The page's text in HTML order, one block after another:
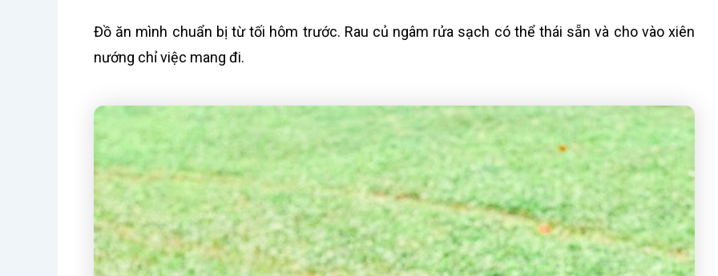
Đồ ăn mình chuẩn bị từ tối hôm trước. Rau củ ngâm rửa sạch có thể thái sẵn và cho vào xiên
nướng chỉ việc mang đi.